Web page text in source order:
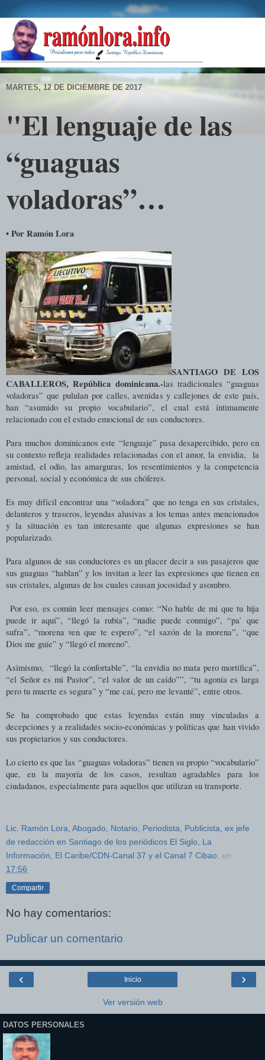
MARTES, 12 DE DICIEMBRE DE 2017
"El lenguaje de las
“guaguas
voladoras”…
• Por Ramón Lora
SANTIAGO DE LOS
CABALLEROS, República dominicana.-las tradicionales “guaguas
voladoras” que pululan por calles, avenidas y callejones de este país,
han “asumido su propio vocabulario”, el cual está íntimamente
relacionado con el estado emocional de sus conductores.
Para muchos dominicanos este “lenguaje” pasa desapercibido, pero en
su contexto refleja realidades relacionadas con el amor, la envidia, la
amistad, el odio, las amarguras, los resentimientos y la competencia
personal, social y económica de sus chóferes.
Es muy difícil encontrar una “voladora” que no tenga en sus cristales,
delanteros y traseros, leyendas alusivas a los temas antes mencionados
y la situación es tan interesante que algunas expresiones se han
popularizado.
Para algunos de sus conductores es un placer decir a sus pasajeros que
sus guaguas “hablan” y los invitan a leer las expresiones que tienen en
sus cristales, algunas de los cuales causan jocosidad y asombro.
Por eso, es común leer mensajes como: “No hable de mi que tu hija
puede ir aquí”, “llegó la rubia”, “nadie puede conmigo”, “pa’ que
sufra”, “morena ven que te espero”, “el sazón de la morena”, “que
Dios me guíe” y “llegó el moreno”.
Asimismo, “llegó la confortable”, “la envidia no mata pero mortifica”,
“el Señor es mi Pastor”, “el valor de un caído””, “tu agonía es larga
pero tu muerte es segura” y “me caí, pero me levanté”, entre otros.
Se ha comprobado que estas leyendas están muy vinculadas a
decepciones y a realidades socio-económicas y políticas que han vivido
sus propietarios y sus conductores.
Lo cierto es que las “guaguas voladoras” tienen su propio “vocabulario”
que,
en la mayoría de los casos, resultan agradables para los
ciudadanos, especialmente para aquellos que utilizan su transporte.
Lic. Ramón Lora, Abogado, Notario, Periodista, Publicista, ex jefe
de redacción en Santiago de los periódicos El Siglo, La
Información, El Caribe/CDN-Canal 37 y el Canal 7 Cibao. en
17:56
Compartir
No hay comentarios:
Publicar un comentario
‹ ›
Inicio
Ver versión web
DATOS PERSONALES